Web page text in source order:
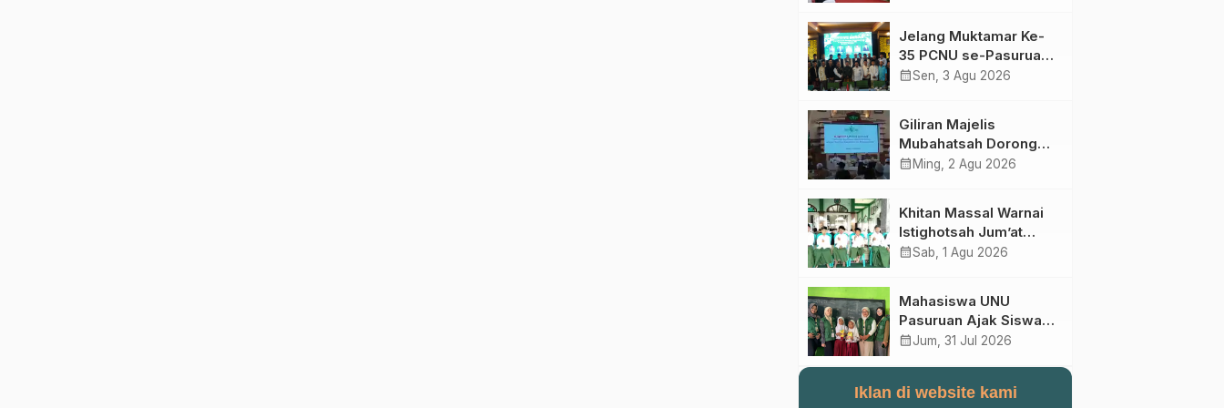
Jelang Muktamar Ke-
35 PCNU se-Pasuruan
Raya Rumuskan
Abad Kedua
calendar_monthSen, 3 Agu 2026
Giliran Majelis
Mubahatsah Dorong
Gagasan Pelembagaan
calendar_month Ming, 2 Agu 2026
Khitan Massal Warnai
Istighotsah Jum’at
Wage MWCNU
calendar_monthSab, 1 Agu 2026
Mahasiswa UNU
Pasuruan Ajak Siswa
SD Al Maksum
calendar_monthJum, 31 Jul 2026
Iklan di website kami